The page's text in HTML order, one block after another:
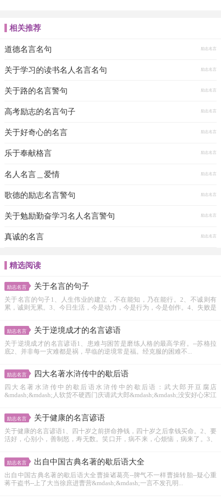
相关推荐
道德名言名句 励志名言
关于学习的读书名人名言名句 励志名言
关于路的名言警句 励志名言
高考励志的名言句子 励志名言
关于好奇心的名言 励志名言
乐于奉献格言 励志名言
名人名言＿爱情 励志名言
歌德的励志名言警句 励志名言
关于勉励勤奋学习名人名言警句 励志名言
真诚的名言 励志名言
精选阅读
励志名言 关于名言的句子
关于名言的句子1、人生伟业的建立，不在能知，乃在能行。2、不诚则有
累，诚则无累。3、今日生活，今是动力，今是行为，今是创作。4、失败是
励志名言 关于逆境成才的名言谚语
关于逆境成才的名言谚语1、患难与困苦是磨练人格的最高学府。--苏格拉
底2、并非每一灾难都是祸，早临的逆境常是福。经克服的困难不...
励志名言 四大名著水浒传中的歇后语
四大名著水浒传中的歇后语水浒传中的歇后语：武大郎开豆腐店
&mdash;&mdash;人软货不硬西门庆请武大郎&mdash;&mdash;没安好心宋江
励志名言 关于健康的名言谚语
关于健康的名言谚语1、四十岁之前拼命挣钱，四十岁之后拿钱买命。2、要
活好，心别小，善制怒，寿无数。笑口开，病不来，心烦恼，病来了。3、
励志名言 出自中国古典名著的歇后语大全
出自中国古典名著的歇后语大全曹操诸葛亮--脾气不一样曹操转胎--疑心重
蒋干盗书--上了大当徐庶进曹营&mdash;&mdash;一言不发孔明...